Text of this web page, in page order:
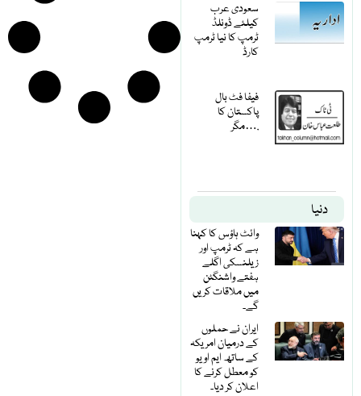
سعودی عرب
کیلئے ڈونلڈ
ٹرمپ کا نیا ٹرمپ
کارڈ
فیفا فٹ بال
پاکستان کا
مگر….
دنیا
وائٹ ہاؤس کا کہنا
ہے کہ ٹرمپ اور
زیلنسکی اگلے
ہفتے واشنگٹن
میں ملاقات کریں
گے۔
ایران نے حملوں
کے درمیان امریکہ
کے ساتھ ایم او یو
کو معطل کرنے کا
اعلان کر دیا۔